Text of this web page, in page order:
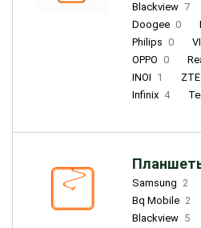
Blackview 7
Doogee 0
Philips 0
OPPO 0
INOI 1 ZTE
Infinix 4
Samsung 2
Bq Mobile 2
Blackview 5